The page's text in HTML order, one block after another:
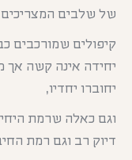
של שלבים המצריכים
קיפולים שמורכבים
יחידה אינה קשה אך
יחוברו יחדיו,
וגם כאלה שרמת
דיוק רב וגם רמת